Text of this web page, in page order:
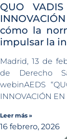
QUO VADIS
cómo la
impulsar la
Madrid, 13 de
de Derecho
webinAEDS
INNOVACIÓN EN
Leer más »
16 febrero, 2026